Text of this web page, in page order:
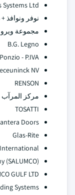
Systems Ltd
نوفر ونوافذ +
مجموعة ويرو
B.G. Legno
Ponzio - P.IVA.
NV
RENSON
مركز المرآب
TOSATTI
Doors
Glas-Rite
GULF LTD.
Systems